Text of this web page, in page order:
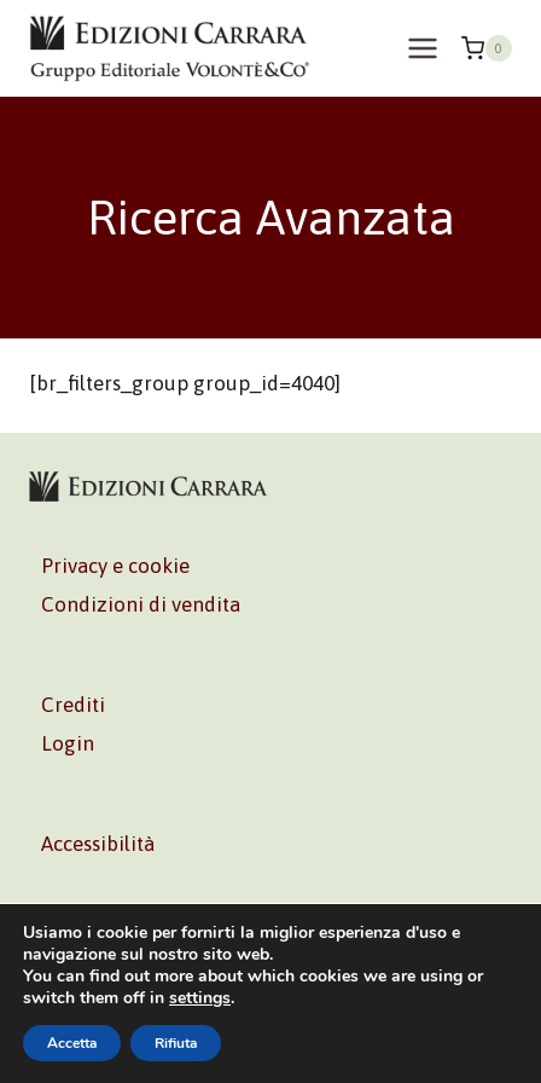
Salta
contenuto
0
Ricerca Avanzata
[br_filters_group group_id=4040]
Privacy e cookie
Condizioni di vendita
Crediti
Login
Accessibilità
Volontè & Co. Srl – P.I. 06181480960 –info@volonte-
Usiamo i cookie per fornirti la miglior esperienza d'uso e
navigazione sul nostro sito web.
You can find out more about which cookies we are using or
switch them off in settings.
Accetta Rifiuta